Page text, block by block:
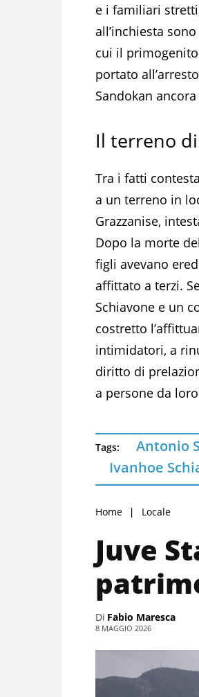
e i familiari
all’inchiesta
cui il
portato
Sandokan
Il terreno
Tra i fatti
a un terreno in
Grazzanise,
Dopo la morte
figli avevano
affittato a terzi.
Schiavone e un
costretto
intimidatori, a
diritto di
a persone da
Tags: Antonio
Ivanhoe
Home Locale
Juve
Di Fabio Maresca
8 MAGGIO 2026